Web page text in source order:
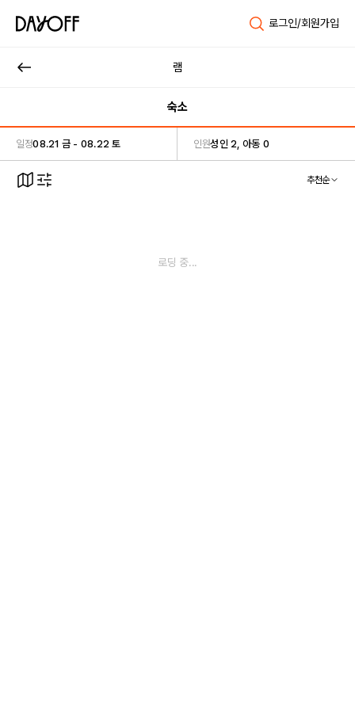
로그인/회원가입
램
숙소
일정08.21 금 - 08.22 토 인원성인 2, 아동 0
추천순
로딩 중...